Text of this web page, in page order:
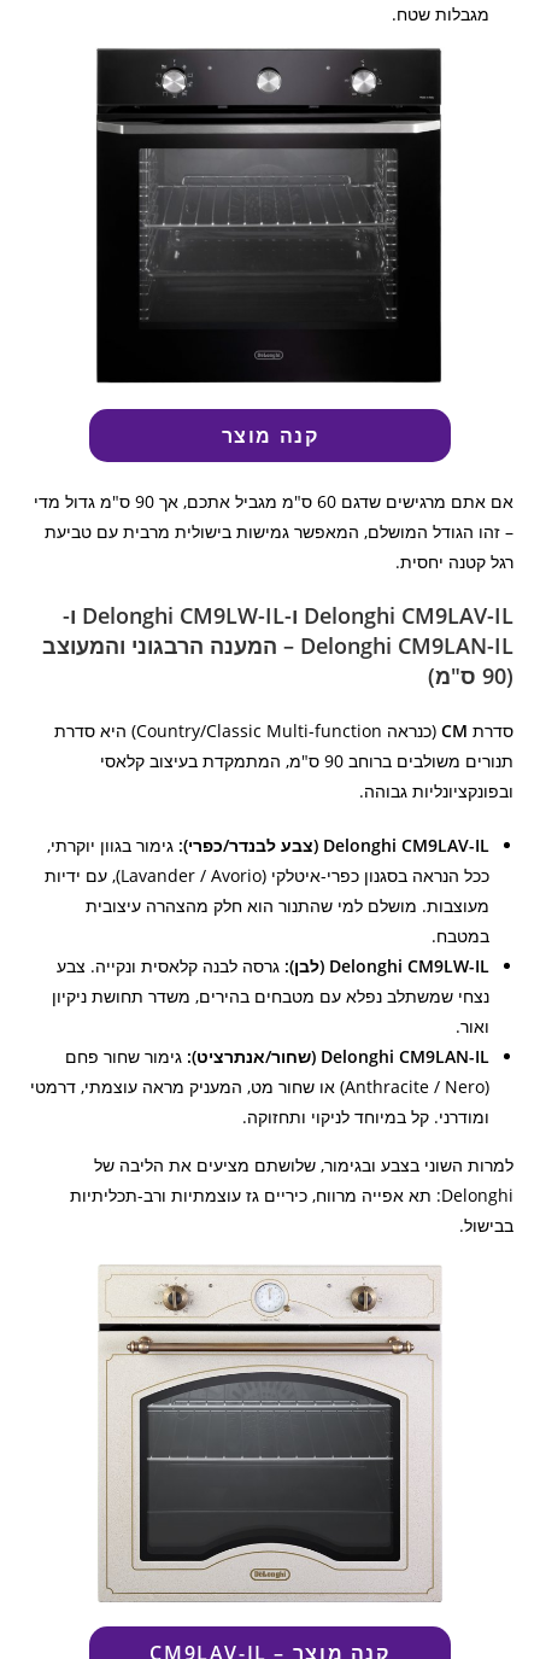
מגבלות שטח.
קנה מוצר
אם אתם מרגישים שדגם 60 ס"מ מגביל אתכם, אך 90 ס"מ גדול מדי
– זהו הגודל המושלם, המאפשר גמישות בישולית מרבית עם טביעת
רגל קטנה יחסית.
Delonghi CM9LAV-IL ו-Delonghi CM9LW-IL ו-
Delonghi CM9LAN-IL – המענה הרבגוני והמעוצב
(90 ס"מ)
סדרת CM
(כנראה Country/Classic Multi-function) היא סדרת
תנורים משולבים ברוחב 90 ס"מ, המתמקדת בעיצוב קלאסי
ובפונקציונליות גבוהה.
Delonghi CM9LAV-IL (צבע לבנדר/כפרי):
גימור בגוון יוקרתי,
ככל הנראה בסגנון כפרי-איטלקי (Lavander / Avorio), עם ידיות
מעוצבות. מושלם למי שהתנור הוא חלק מהצהרה עיצובית
במטבח.
Delonghi CM9LW-IL (לבן):
גרסה לבנה קלאסית ונקייה. צבע
נצחי שמשתלב נפלא עם מטבחים בהירים, משדר תחושת ניקיון
ואור.
Delonghi CM9LAN-IL (שחור/אנתרציט):
גימור שחור פחם
(Anthracite / Nero) או שחור מט, המעניק מראה עוצמתי, דרמטי
ומודרני. קל במיוחד לניקוי ותחזוקה.
למרות השוני בצבע ובגימור, שלושתם מציעים את הליבה של
Delonghi: תא אפייה מרווח, כיריים גז עוצמתיות ורב-תכליתיות
בבישול.
קנה מוצר –
CM9LAV-IL